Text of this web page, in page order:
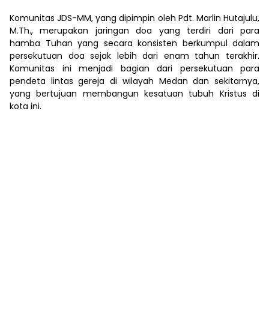
Komunitas JDS-MM, yang dipimpin oleh Pdt. Marlin Hutajulu,
M.Th., merupakan jaringan doa yang terdiri dari para
hamba Tuhan yang secara konsisten berkumpul dalam
persekutuan doa sejak lebih dari enam tahun terakhir.
Komunitas ini menjadi bagian dari persekutuan para
pendeta lintas gereja di wilayah Medan dan sekitarnya,
yang bertujuan membangun kesatuan tubuh Kristus di
kota ini.